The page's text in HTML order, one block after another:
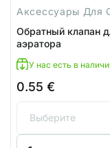
Обратный клапан
аэратора
У нас есть в
0.55 €
Количество